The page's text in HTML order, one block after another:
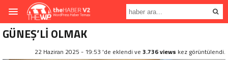
GÜNEŞ’Lİ OLMAK
22 Haziran 2025 - 19:53 'de eklendi ve 3.736 views kez görüntülendi.